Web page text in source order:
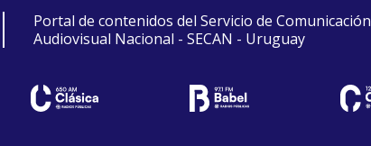
Portal de contenidos del Servicio de Comunicación
Audiovisual Nacional - SECAN - Uruguay